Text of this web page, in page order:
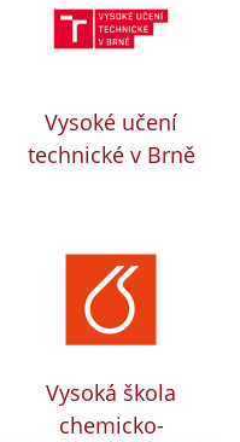
Vysoké učení
technické v Brně
Vysoká škola
chemicko-